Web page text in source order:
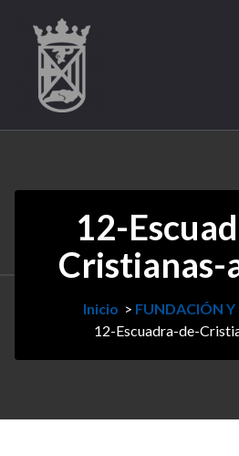
12-
Cristianas-
Inicio > FUNDACIÓN
12-Escuadra-de-